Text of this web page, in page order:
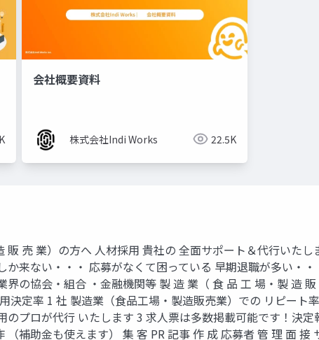
会社概要資料
株式会社Indi Works 22.5K
販 売 業）の方へ 人材採用 貴社の 全面サポート＆代行いた
か来ない・・・ 応募がなくて困っている 早期退職が多い・
界の協会・組合 ・金融機関等 製 造 業（ 食 品 工 場・製 造
決定率 1 社 製造業（食品工場・製造販売業）での リピー
のプロが代行 いたします 3 求人票は多数掲載可能です！決
（補助金も使えます） 集 客 PR 記事 作 成 応募者 管 理 面